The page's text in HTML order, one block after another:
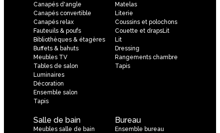
Canapés d'angle
Canapés convertible
Canapés relax
Fauteuils & poufs
Bibliothèques & étagères
Buffets & bahuts
Meubles TV
Tables de salon
Luminaires
Décoration
Ensemble salon
Tapis
Matelas
Literie
Coussins et polochons
Couette et drapsLit
Lit
Dressing
Rangements chambre
Tapis
Salle de bain
Meubles salle de bain
Bureau
Ensemble bureau